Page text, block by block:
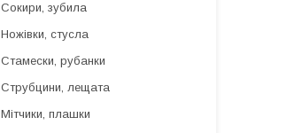
Сокири, зубила
Ножівки, стусла
Стамески, рубанки
Струбцини, лещата
Мітчики, плашки